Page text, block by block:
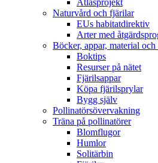
Naturvård och fjärilar
EUs habitatdirektiv
Arter med
Böcker, appar, material
Boktips
Resurser på nätet
Fjärilsappar
Köpa fjärilsprylar
Bygg själv
Pollinatörsövervakning
Träna på pollinatörer
Blomflugor
Humlor
Solitärbin